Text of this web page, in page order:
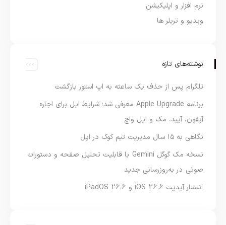
نرم افزار و اپلیکیشن
ویدیو و تریلر ها
نوشته‌های تازه
تلگرام پس از حذف یک ساعته به اپ استور بازگشت
برنامه Apple Upgrade معرفی شد؛ شرایط اپل برای اجاره
آیفون، آیپد، مک و اپل واچ
نگاهی به ۱۵ سال مدیریت تیم کوک در اپل
نسخه مک گوگل Gemini با قابلیت تحلیل صفحه و دستورات
صوتی در به‌روزرسانی جدید
انتشار آپدیت iOS 26.6 و iPadOS 26.6